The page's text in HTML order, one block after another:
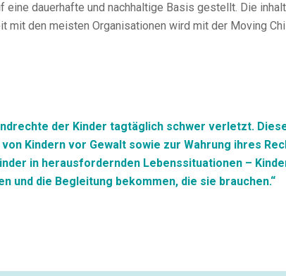
dauerhafte und nachhaltige Basis gestellt. Die
mit den meisten Organisationen wird mit der Moving
der Kinder tagtäglich schwer verletzt.
Kindern vor Gewalt sowie zur Wahrung ihres
in herausfordernden Lebenssituationen –
und die Begleitung bekommen, die sie brauchen.“